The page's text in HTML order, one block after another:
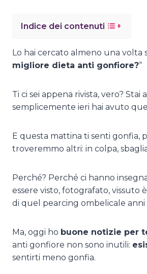
Indice dei contenuti
Lo hai cercato almeno una volta
migliore dieta anti gonfiore?“
Ti ci sei appena rivista, vero?
semplicemente ieri hai avuto
E questa mattina ti senti gonfia,
troveremmo altri: in colpa,
Perché? Perché ci hanno
essere visto, fotografato,
di quel pearcing ombelicale anni
Ma, oggi ho buone notizie per
anti gonfiore non sono inutili:
sentirti meno gonfia.